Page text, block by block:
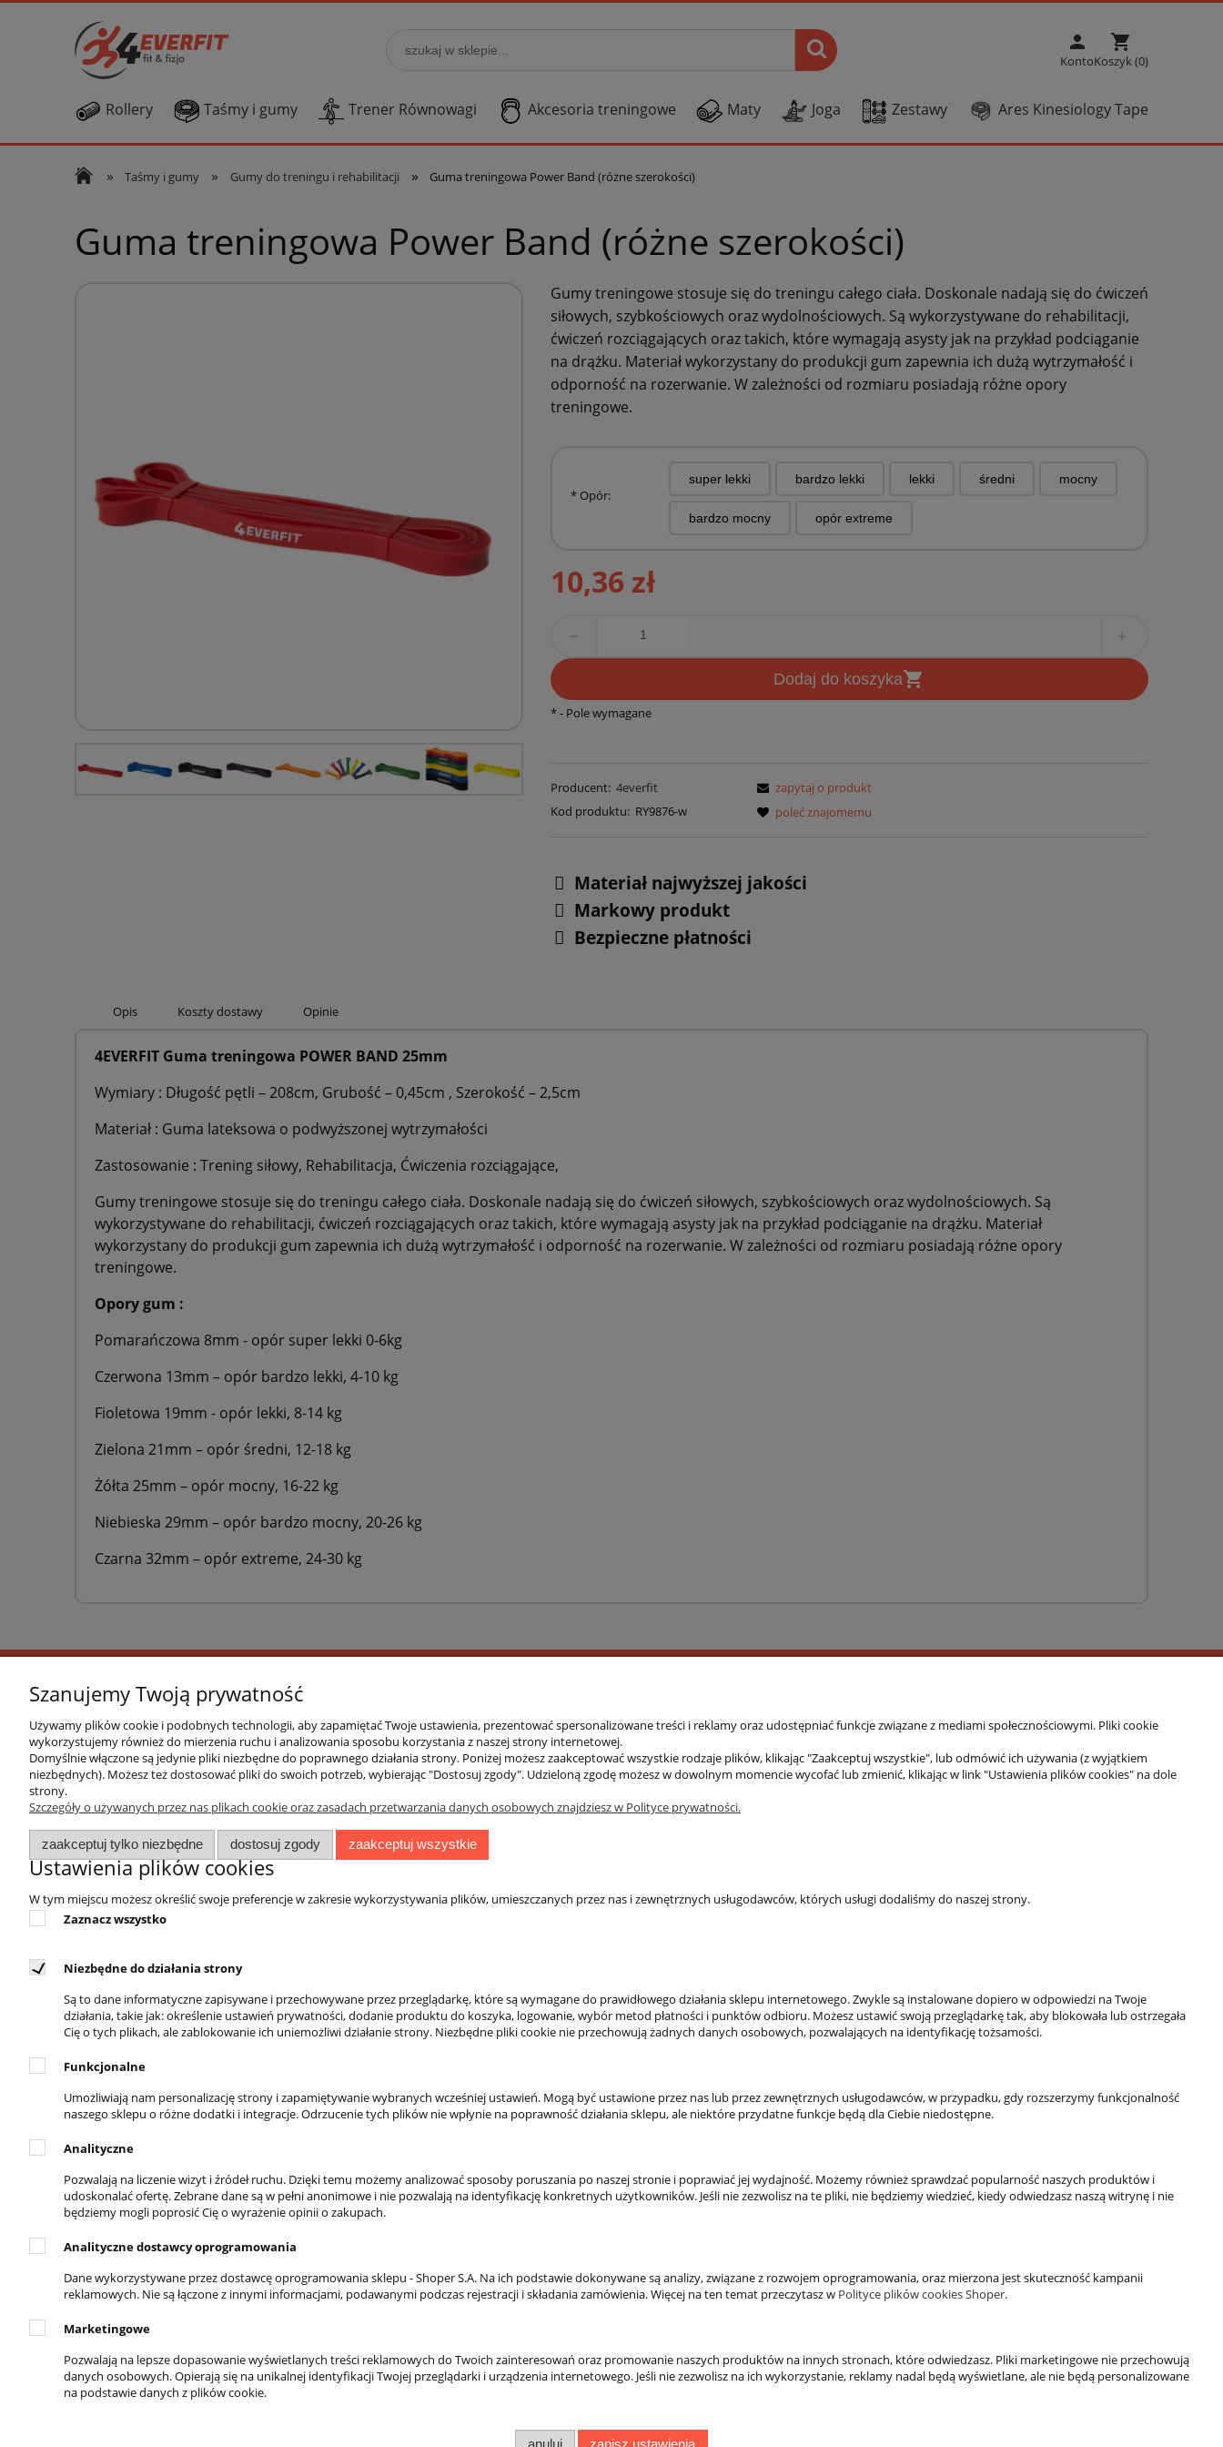
person
Konto
shopping_cart
Koszyk (0)
Rollery Taśmy i gumy Trener Równowagi Akcesoria treningowe Maty Joga Zestawy Ares Kinesiology Tape
» Taśmy i gumy » Gumy do treningu i rehabilitacji » Guma treningowa Power Band (różne szerokości)
Guma treningowa Power Band (różne szerokości)
Gumy treningowe stosuje się do treningu całego ciała. Doskonale nadają się do ćwiczeń
siłowych, szybkościowych oraz wydolnościowych. Są wykorzystywane do rehabilitacji,
ćwiczeń rozciągających oraz takich, które wymagają asysty jak na przykład podciąganie
na drążku. Materiał wykorzystany do produkcji gum zapewnia ich dużą wytrzymałość i
odporność na rozerwanie. W zależności od rozmiaru posiadają różne opory
treningowe.
*Opór:
super lekki bardzo lekki lekki średni mocny
bardzo mocny opór extreme
10,36 zł
remove add
Dodaj do koszykashopping_cart
*- Pole wymagane
Producent: 4everfit
Kod produktu: RY9876-w
zapytaj o produkt
poleć znajomemu
Materiał najwyższej jakości
Markowy produkt
Bezpieczne płatności
Opis Koszty dostawy Opinie
4EVERFIT Guma treningowa POWER BAND 25mm
Wymiary : Długość pętli – 208cm, Grubość – 0,45cm , Szerokość – 2,5cm
Materiał : Guma lateksowa o podwyższonej wytrzymałości
Zastosowanie : Trening siłowy, Rehabilitacja, Ćwiczenia rozciągające,
Gumy treningowe stosuje się do treningu całego ciała. Doskonale nadają się do ćwiczeń siłowych, szybkościowych oraz wydolnościowych. Są
wykorzystywane do rehabilitacji, ćwiczeń rozciągających oraz takich, które wymagają asysty jak na przykład podciąganie na drążku. Materiał
wykorzystany do produkcji gum zapewnia ich dużą wytrzymałość i odporność na rozerwanie. W zależności od rozmiaru posiadają różne opory
treningowe.
Opory gum :
Pomarańczowa 8mm - opór super lekki 0-6kg
Czerwona 13mm – opór bardzo lekki, 4-10 kg
Fioletowa 19mm - opór lekki, 8-14 kg
Zielona 21mm – opór średni, 12-18 kg
Żółta 25mm – opór mocny, 16-22 kg
Niebieska 29mm – opór bardzo mocny, 20-26 kg
Czarna 32mm – opór extreme, 24-30 kg
O FIRMIE
Marka 4EVERFIT zadebiutowała na rynku polskim w 2017 roku. Asortyment zawiera produkty wykorzystywane do fitnessu, różnych form treningu sportowego
oraz aktywnej rehabilitacji, łączące w sobie wysoką jakość materiałów i wykonania, innowacyjność oraz niebanalne wzornictwo. Wyroby marki 4EVERFIT cieszą
sportu bądź rekonwalescencji pourazowej. Powstały dla osób aktywnych, dla których dobra forma fizyczna to podstawa funkcjonowania, a troska o zdrowie
stanowi ważny element ideologii życiowej.
DOSTĘPNI KURIERZY
Regulamin sklepu
Zwroty i reklamacje
Kontakt
Twoje zamówienia
Formy płatności
Czas i koszty dostawy
ul. Krakowska 69,
32-050 Skawina
789-269-890
DOSTĘPNE PŁATNOŚCI
Szanujemy Twoją prywatność
Używamy plików cookie i podobnych technologii, aby zapamiętać Twoje ustawienia, prezentować spersonalizowane treści i reklamy oraz udostępniać funkcje związane z mediami społecznościowymi. Pliki cookie
wykorzystujemy również do mierzenia ruchu i analizowania sposobu korzystania z naszej strony internetowej.
Domyślnie włączone są jedynie pliki niezbędne do poprawnego działania strony. Poniżej możesz zaakceptować wszystkie rodzaje plików, klikając "Zaakceptuj wszystkie", lub odmówić ich używania (z wyjątkiem
niezbędnych). Możesz też dostosować pliki do swoich potrzeb, wybierając "Dostosuj zgody". Udzieloną zgodę możesz w dowolnym momencie wycofać lub zmienić, klikając w link "Ustawienia plików cookies" na dole
strony.
Szczegóły o używanych przez nas plikach cookie oraz zasadach przetwarzania danych osobowych znajdziesz w Polityce prywatności.
zaakceptuj tylko niezbędne dostosuj zgody zaakceptuj wszystkie
Ustawienia plików cookies
W tym miejscu możesz określić swoje preferencje w zakresie wykorzystywania plików, umieszczanych przez nas i zewnętrznych usługodawców, których usługi dodaliśmy do naszej strony.
Zaznacz wszystko
Niezbędne do działania strony
Są to dane informatyczne zapisywane i przechowywane przez przeglądarkę, które są wymagane do prawidłowego działania sklepu internetowego. Zwykle są instalowane dopiero w odpowiedzi na Twoje
działania, takie jak: określenie ustawień prywatności, dodanie produktu do koszyka, logowanie, wybór metod płatności i punktów odbioru. Możesz ustawić swoją przeglądarkę tak, aby blokowała lub ostrzegała
Cię o tych plikach, ale zablokowanie ich uniemożliwi działanie strony. Niezbędne pliki cookie nie przechowują żadnych danych osobowych, pozwalających na identyfikację tożsamości.
Funkcjonalne
Umożliwiają nam personalizację strony i zapamiętywanie wybranych wcześniej ustawień. Mogą być ustawione przez nas lub przez zewnętrznych usługodawców, w przypadku, gdy rozszerzymy funkcjonalność
naszego sklepu o różne dodatki i integracje. Odrzucenie tych plików nie wpłynie na poprawność działania sklepu, ale niektóre przydatne funkcje będą dla Ciebie niedostępne.
Analityczne
Pozwalają na liczenie wizyt i źródeł ruchu. Dzięki temu możemy analizować sposoby poruszania po naszej stronie i poprawiać jej wydajność. Możemy również sprawdzać popularność naszych produktów i
udoskonalać ofertę. Zebrane dane są w pełni anonimowe i nie pozwalają na identyfikację konkretnych użytkowników. Jeśli nie zezwolisz na te pliki, nie będziemy wiedzieć, kiedy odwiedzasz naszą witrynę i nie
będziemy mogli poprosić Cię o wyrażenie opinii o zakupach.
Analityczne dostawcy oprogramowania
Dane wykorzystywane przez dostawcę oprogramowania sklepu - Shoper S.A. Na ich podstawie dokonywane są analizy, związane z rozwojem oprogramowania, oraz mierzona jest skuteczność kampanii
reklamowych. Nie są łączone z innymi informacjami, podawanymi podczas rejestracji i składania zamówienia. Więcej na ten temat przeczytasz w Polityce plików cookies Shoper.
Marketingowe
Pozwalają na lepsze dopasowanie wyświetlanych treści reklamowych do Twoich zainteresowań oraz promowanie naszych produktów na innych stronach, które odwiedzasz. Pliki marketingowe nie przechowują
danych osobowych. Opierają się na unikalnej identyfikacji Twojej przeglądarki i urządzenia internetowego. Jeśli nie zezwolisz na ich wykorzystanie, reklamy nadal będą wyświetlane, ale nie będą personalizowane
na podstawie danych z plików cookie.
anuluj zapisz ustawienia